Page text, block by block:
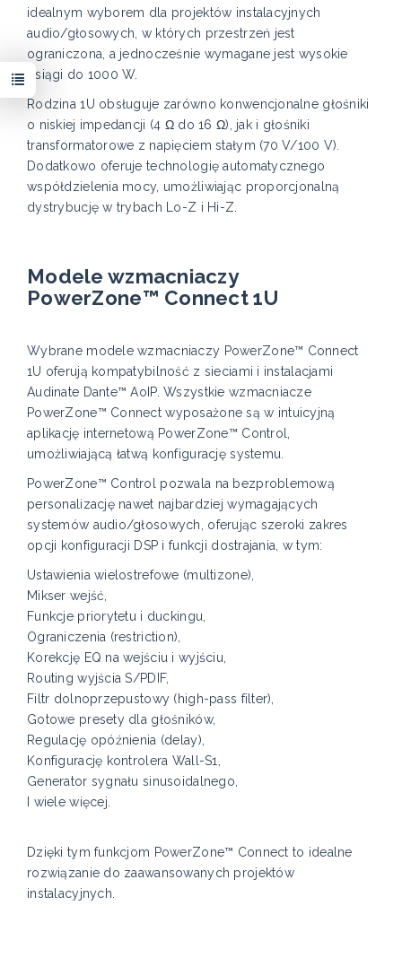
idealnym wyborem dla projektów instalacyjnych
audio/głosowych, w których przestrzeń jest
ograniczona, a jednocześnie wymagane jest wysokie
osiągi do 1000 W.
Rodzina 1U obsługuje zarówno konwencjonalne głośniki
o niskiej impedancji (4 Ω do 16 Ω), jak i głośniki
transformatorowe z napięciem stałym (70 V/100 V).
Dodatkowo oferuje technologię automatycznego
współdzielenia mocy, umożliwiając proporcjonalną
dystrybucję w trybach Lo-Z i Hi-Z.
Modele wzmacniaczy
PowerZone™ Connect 1U
Wybrane modele wzmacniaczy PowerZone™ Connect
1U oferują kompatybilność z sieciami i instalacjami
Audinate Dante™ AoIP. Wszystkie wzmacniacze
PowerZone™ Connect wyposażone są w intuicyjną
aplikację internetową PowerZone™ Control,
umożliwiającą łatwą konfigurację systemu.
PowerZone™ Control pozwala na bezproblemową
personalizację nawet najbardziej wymagających
systemów audio/głosowych, oferując szeroki zakres
opcji konfiguracji DSP i funkcji dostrajania, w tym:
Ustawienia wielostrefowe (multizone),
Mikser wejść,
Funkcje priorytetu i duckingu,
Ograniczenia (restriction),
Korekcję EQ na wejściu i wyjściu,
Routing wyjścia S/PDIF,
Filtr dolnoprzepustowy (high-pass filter),
Gotowe presety dla głośników,
Regulację opóźnienia (delay),
Konfigurację kontrolera Wall-S1,
Generator sygnału sinusoidalnego,
I wiele więcej.
Dzięki tym funkcjom PowerZone™ Connect to idealne
rozwiązanie do zaawansowanych projektów
instalacyjnych.